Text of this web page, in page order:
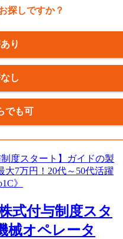
探しですか？
り
し
でも可
式付与制度スタ
械オペレータ